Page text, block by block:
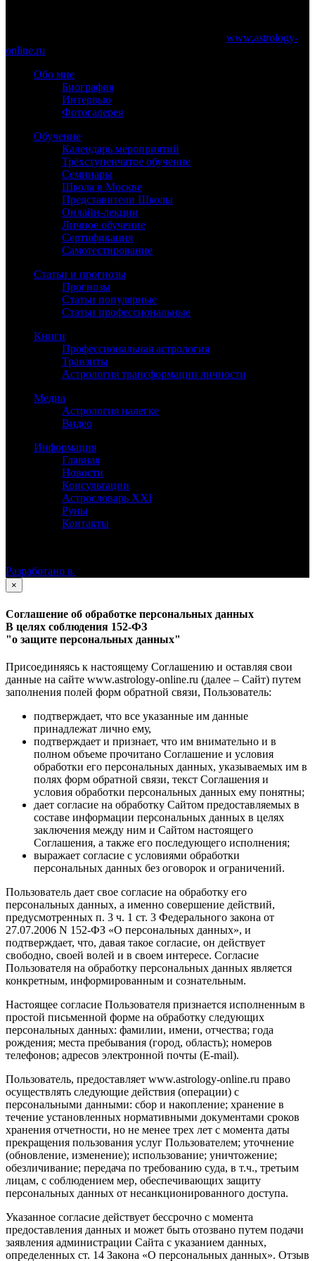
www.astrology-
online.ru
Обо мне
Биография
Интервью
Фотогалерея
Обучение
Календарь мероприятий
Трёхступенчатое обучение
Семинары
Школа в Москве
Представители Школы
Онлайн-лекции
Личное обучение
Сертификация
Самотестирование
Статьи и прогнозы
Прогнозы
Статьи популярные
Статьи профессиональные
Книги
Профессиональная астрология
Транзиты
Астрология трансформации личности
Медиа
Астрология налегке
Видео
Информация
Главная
Новости
Консультации
Астрословарь XXI
Руны
Контакты
Разработано в
×
Соглашение об обработке персональных данных
В целях соблюдения 152-ФЗ
"о защите персональных данных"
Присоединяясь к настоящему Соглашению и оставляя свои
данные на сайте www.astrology-online.ru (далее – Сайт) путем
заполнения полей форм обратной связи, Пользователь:
подтверждает, что все указанные им данные
принадлежат лично ему,
подтверждает и признает, что им внимательно и в
полном объеме прочитано Соглашение и условия
обработки его персональных данных, указываемых им в
полях форм обратной связи, текст Соглашения и
условия обработки персональных данных ему понятны;
дает согласие на обработку Сайтом предоставляемых в
составе информации персональных данных в целях
заключения между ним и Сайтом настоящего
Соглашения, а также его последующего исполнения;
выражает согласие с условиями обработки
персональных данных без оговорок и ограничений.
Пользователь дает свое согласие на обработку его
персональных данных, а именно совершение действий,
предусмотренных п. 3 ч. 1 ст. 3 Федерального закона от
27.07.2006 N 152-ФЗ «О персональных данных», и
подтверждает, что, давая такое согласие, он действует
свободно, своей волей и в своем интересе. Согласие
Пользователя на обработку персональных данных является
конкретным, информированным и сознательным.
Настоящее согласие Пользователя признается исполненным в
простой письменной форме на обработку следующих
персональных данных: фамилии, имени, отчества; года
рождения; места пребывания (город, область); номеров
телефонов; адресов электронной почты (E-mail).
Пользователь, предоставляет www.astrology-online.ru право
осуществлять следующие действия (операции) с
персональными данными: сбор и накопление; хранение в
течение установленных нормативными документами сроков
хранения отчетности, но не менее трех лет с момента даты
прекращения пользования услуг Пользователем; уточнение
(обновление, изменение); использование; уничтожение;
обезличивание; передача по требованию суда, в т.ч., третьим
лицам, с соблюдением мер, обеспечивающих защиту
персональных данных от несанкционированного доступа.
Указанное согласие действует бессрочно с момента
предоставления данных и может быть отозвано путем подачи
заявления администрации Сайта с указанием данных,
определенных ст. 14 Закона «О персональных данных». Отзыв